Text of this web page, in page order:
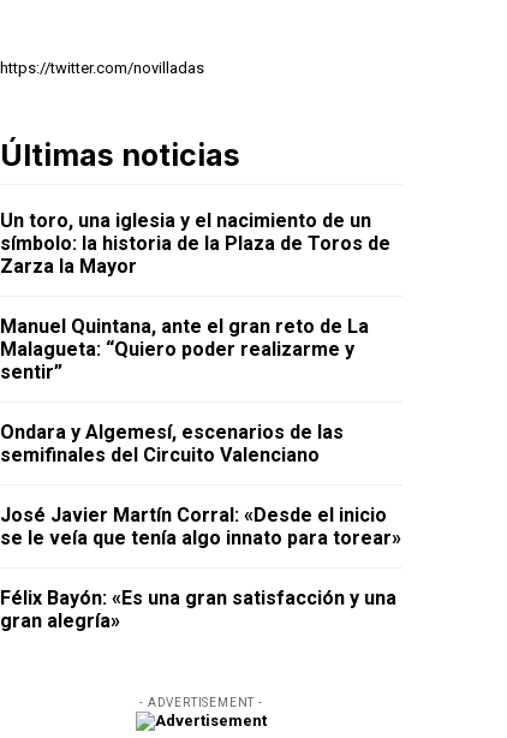
https://twitter.com/novilladas
Últimas noticias
Un toro, una iglesia y el nacimiento de un
símbolo: la historia de la Plaza de Toros de
Zarza la Mayor
Manuel Quintana, ante el gran reto de La
Malagueta: “Quiero poder realizarme y
sentir”
Ondara y Algemesí, escenarios de las
semifinales del Circuito Valenciano
José Javier Martín Corral: «Desde el inicio
se le veía que tenía algo innato para torear»
Félix Bayón: «Es una gran satisfacción y una
gran alegría»
- ADVERTISEMENT -